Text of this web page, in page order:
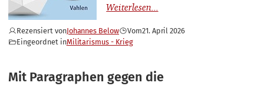
Rezensiert vonJohannes Below Vom21. April 2026
Eingeordnet inMilitarismus - Krieg
Mit Paragraphen gegen die